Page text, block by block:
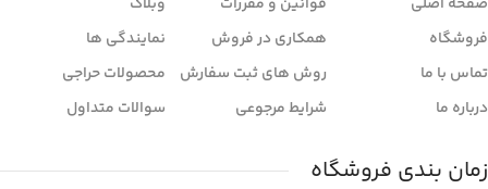
فروشگاه
تماس با ما
درباره ما
همکاری در فروش
روش های ثبت سفارش
شرایط مرجوعی
نمایندگی ها
محصولات حراجی
سوالات متداول
زمان بندی فروشگاه